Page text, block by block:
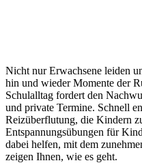
Nicht nur Erwachsene leiden
hin und wieder Momente der
Schulalltag fordert den
und private Termine. Schnell
Reizüberflutung, die Kindern
Entspannungsübungen für
dabei helfen, mit dem
zeigen Ihnen, wie es geht.